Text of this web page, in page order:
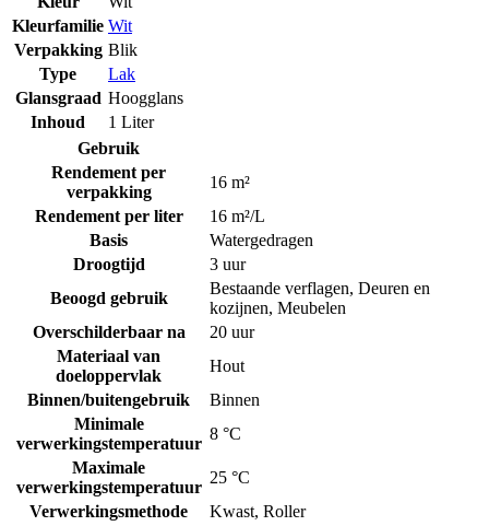
Kleurfamilie Wit
Verpakking Blik
Type
Lak
Glansgraad Hoogglans
Inhoud
1 Liter
Gebruik
Rendement per
verpakking
16 m²
Rendement per liter
16 m²/L
Basis
Watergedragen
Droogtijd
3 uur
Beoogd gebruik
Bestaande verflagen, Deuren en
kozijnen, Meubelen
Overschilderbaar na
20 uur
Materiaal van
doeloppervlak
Hout
Binnen/buitengebruik
Binnen
Minimale
verwerkingstemperatuur
8 °C
Maximale
verwerkingstemperatuur
25 °C
Verwerkingsmethode
Kwast, Roller